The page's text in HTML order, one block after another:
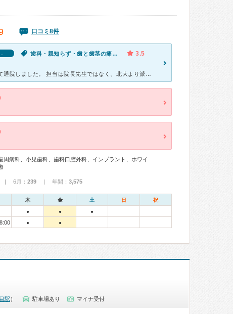
口コミ8件
歯と歯茎の痛み・腫れ・出血の口コミ 歯科・親知らず・歯と歯茎の痛み・腫れ・出血 3.5
周病科、小児歯科、歯科口腔外科、インプラント、ホワイ
| 6月： 239 | 年間： 3,575
木 金 土 日 祝
● ● ●
● ●
駅 ） 駐車場あり マイナ受付